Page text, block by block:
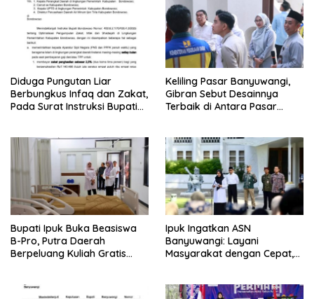
Diduga Pungutan Liar
Berbungkus Infaq dan Zakat,
Pada Surat Instruksi Bupati
Keliling Pasar Banyuwangi,
Gibran Sebut Desainnya
Terbaik di Antara Pasar
Bupati Ipuk Buka Beasiswa
B-Pro, Putra Daerah
Berpeluang Kuliah Gratis
Ipuk Ingatkan ASN
Banyuwangi: Layani
Masyarakat dengan Cepat,